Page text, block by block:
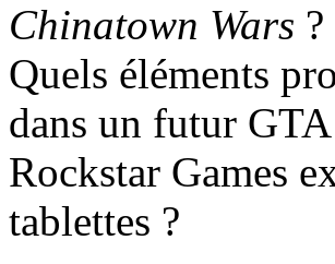
Chinatown Wars
Quels éléments
dans un futur
Rockstar Games
tablettes ?